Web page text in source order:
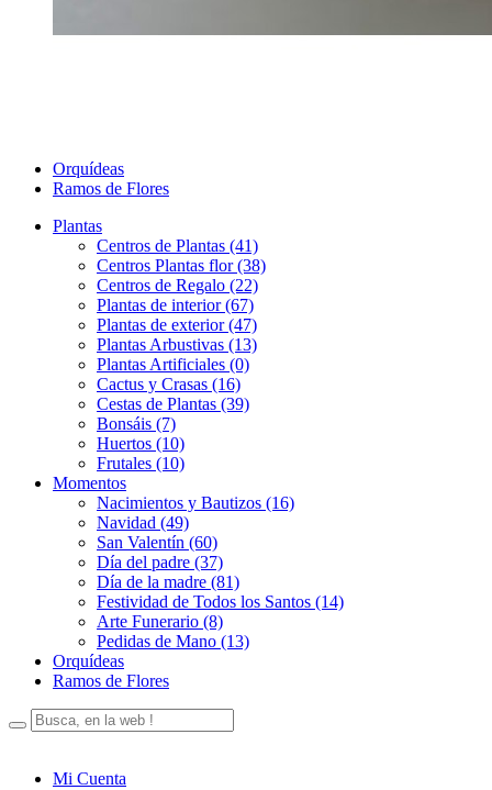
Orquídeas
Ramos de Flores
Plantas
Centros de Plantas (41)
Centros Plantas flor (38)
Centros de Regalo (22)
Plantas de interior (67)
Plantas de exterior (47)
Plantas Arbustivas (13)
Plantas Artificiales (0)
Cactus y Crasas (16)
Cestas de Plantas (39)
Bonsáis (7)
Huertos (10)
Frutales (10)
Momentos
Nacimientos y Bautizos (16)
Navidad (49)
San Valentín (60)
Día del padre (37)
Día de la madre (81)
Festividad de Todos los Santos (14)
Arte Funerario (8)
Pedidas de Mano (13)
Orquídeas
Ramos de Flores
Mi Cuenta